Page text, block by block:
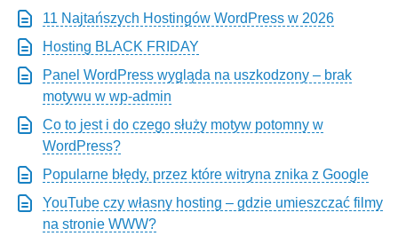
11 Najtańszych Hostingów WordPress w 2026
Hosting BLACK FRIDAY
Panel WordPress wygląda na uszkodzony – brak
motywu w wp-admin
Co to jest i do czego służy motyw potomny w
WordPress?
Popularne błędy, przez które witryna znika z Google
YouTube czy własny hosting – gdzie umieszczać filmy
na stronie WWW?